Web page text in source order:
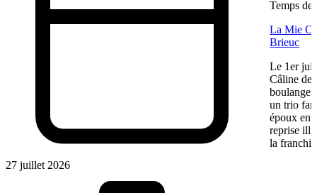
27 juillet 2026
Temps de
La Mie
Brieuc
Le 1er
Câline de
un trio
époux
reprise
la